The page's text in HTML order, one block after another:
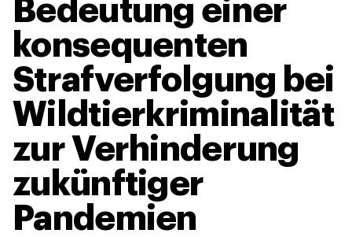
Bedeutung einer
konsequenten
Strafverfolgung bei
Wildtierkriminalität
zur Verhinderung
zukünftiger
Pandemien